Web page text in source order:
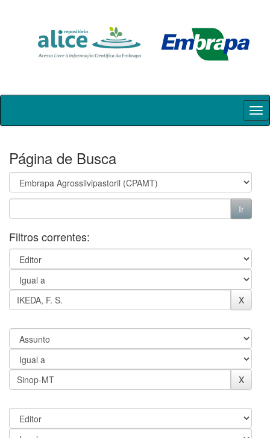
Skip
Página de Busca
Filtros correntes: